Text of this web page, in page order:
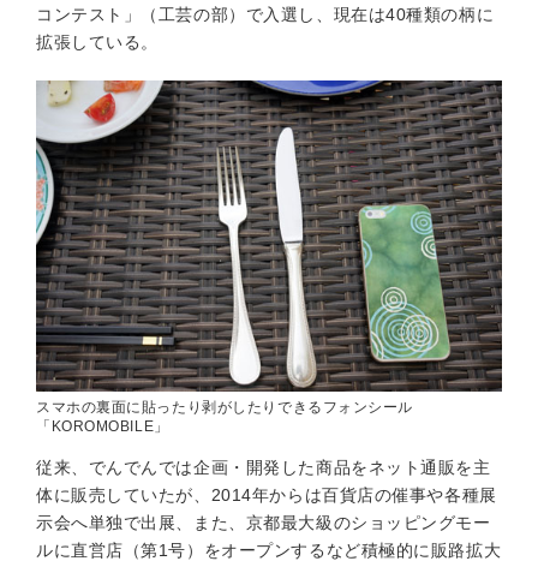
コンテスト」（工芸の部）で入選し、現在は40種類の柄に
拡張している。
スマホの裏面に貼ったり剥がしたりできるフォンシール
「KOROMOBILE」
従来、でんでんでは企画・開発した商品をネット通販を主
体に販売していたが、2014年からは百貨店の催事や各種展
示会へ単独で出展、また、京都最大級のショッピングモー
ルに直営店（第1号）をオープンするなど積極的に販路拡大